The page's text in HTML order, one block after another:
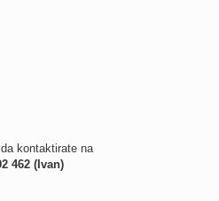
kontaktirate na
462 (Ivan)